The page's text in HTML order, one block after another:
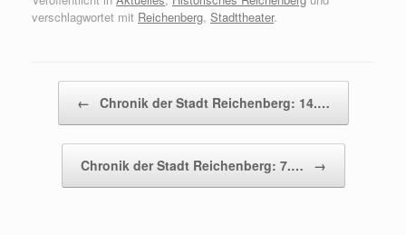
verschlagwortet mit Reichenberg, Stadttheater.
← Chronik der Stadt Reichenberg: 14.…
Chronik der Stadt Reichenberg: 7.… →